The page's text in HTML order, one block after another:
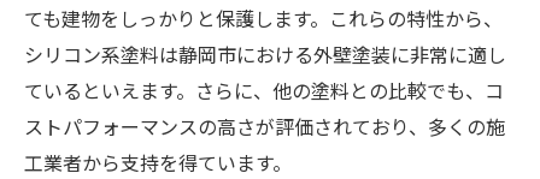
ても建物をしっかりと保護します。これらの特性から、
シリコン系塗料は静岡市における外壁塗装に非常に適し
ているといえます。さらに、他の塗料との比較でも、コ
ストパフォーマンスの高さが評価されており、多くの施
工業者から支持を得ています。